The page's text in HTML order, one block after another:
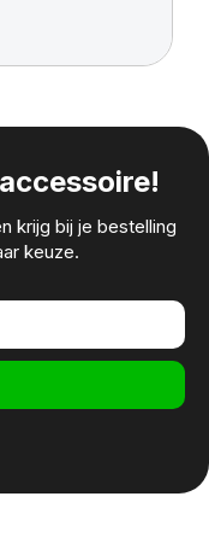
krijg bij je bestelling
keuze.